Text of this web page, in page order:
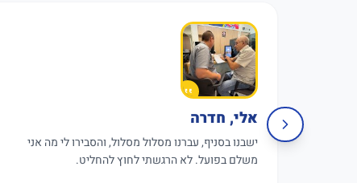
אלי, חדרה
ישבנו בסניף, עברנו מסלול מסלול, והסבירו לי מה אני
משלם בפועל. לא הרגשתי לחוץ להחליט.